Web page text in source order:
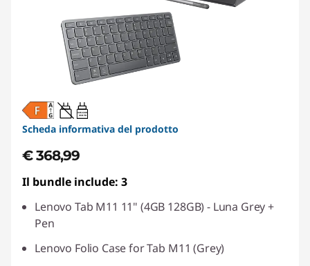
20W-60W
USB PD
Scheda informativa del prodotto
€ 368,99
Il bundle include: 3
Lenovo Tab M11 11" (4GB 128GB) - Luna Grey +
Pen
Lenovo Folio Case for Tab M11 (Grey)